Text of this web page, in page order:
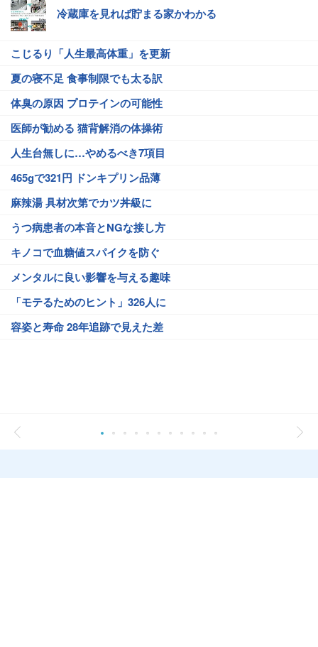
冷蔵庫を見れば貯まる家かわかる
こじるり「人生最高体重」を更新
夏の寝不足 食事制限でも太る訳
体臭の原因 プロテインの可能性
医師が勧める 猫背解消の体操術
人生台無しに…やめるべき7項目
465gで321円 ドンキプリン品薄
麻辣湯 具材次第でカツ丼級に
うつ病患者の本音とNGな接し方
キノコで血糖値スパイクを防ぐ
メンタルに良い影響を与える趣味
「モテるためのヒント」326人に
容姿と寿命 28年追跡で見えた差